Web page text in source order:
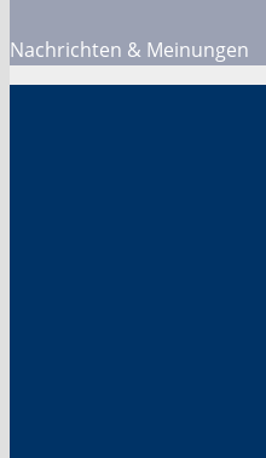
Nachrichten & Meinungen